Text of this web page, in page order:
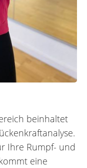
beinhaltet
Ihre Rumpf- und
eine